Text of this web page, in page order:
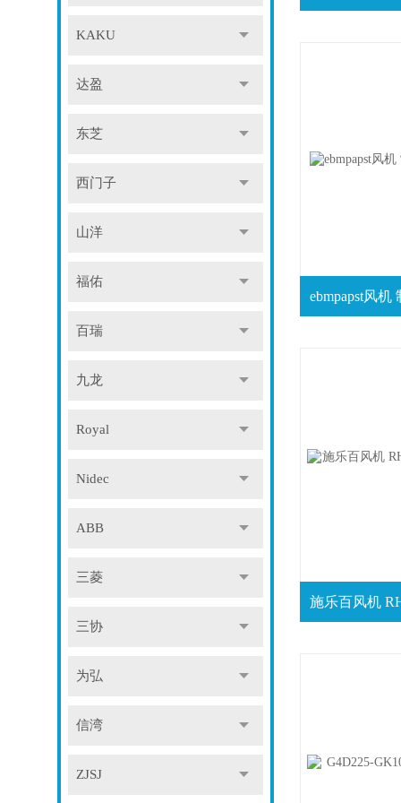
KAKU
达盈
东芝
西门子
山洋
福佑
百瑞
九龙
Royal
Nidec
ABB
三菱
三协
为弘
信湾
ZJSJ